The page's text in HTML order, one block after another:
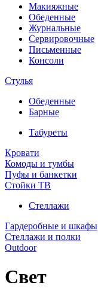
Макияжные
Обеденные
Журнальные
Сервировочные
Письменные
Консоли
Стулья
Обеденные
Барные
Табуреты
Кровати
Комоды и тумбы
Пуфы и банкетки
Стойки ТВ
Стеллажи
Гардеробные и шкафы
Стеллажи и полки
Outdoor
Свет